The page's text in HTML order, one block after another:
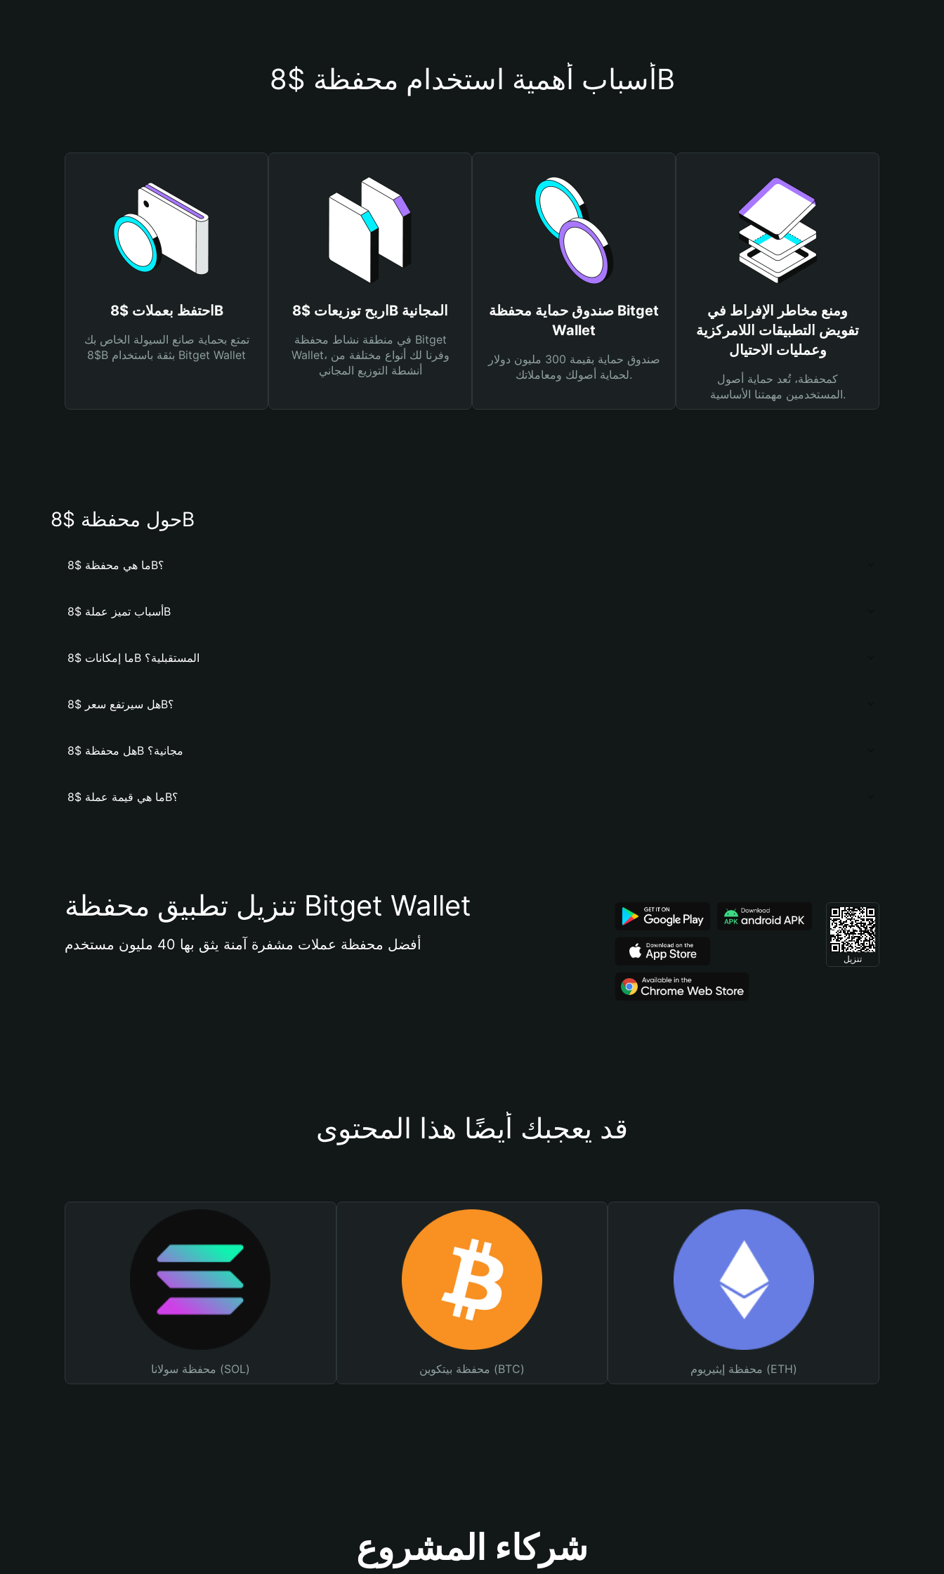
أسباب أهمية استخدام محفظة $8B
احتفظ بعملات $8B
تمتع بحماية صانع السيولة الخاص بك
$8B بثقة باستخدام Bitget Wallet
اربح توزيعات $8B المجانية
في منطقة نشاط محفظة Bitget
Wallet، وفرنا لك أنواع مختلفة من
أنشطة التوزيع المجاني
صندوق حماية محفظة Bitget
Wallet
صندوق حماية بقيمة 300 مليون دولار
لحماية أصولك ومعاملاتك.
ومنع مخاطر الإفراط في
تفويض التطبيقات اللامركزية
وعمليات الاحتيال
كمحفظة، تُعد حماية أصول
المستخدمين مهمتنا الأساسية.
حول محفظة $8B
ما هي محفظة $8B؟
أسباب تميز عملة $8B
ما إمكانات $8B المستقبلية؟
هل سيرتفع سعر $8B؟
هل محفظة $8B مجانية؟
ما هي قيمة عملة $8B؟
تنزيل تطبيق محفظة Bitget Wallet
أفضل محفظة عملات مشفرة آمنة يثق بها 40 مليون مستخدم
تنزيل
قد يعجبك أيضًا هذا المحتوى
محفظة سولانا (SOL) محفظة بيتكوين (BTC) محفظة إيثيريوم (ETH)
شركاء المشروع